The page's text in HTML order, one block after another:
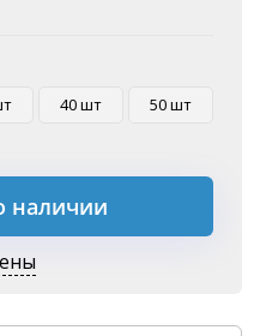
40 шт 50 шт
наличии